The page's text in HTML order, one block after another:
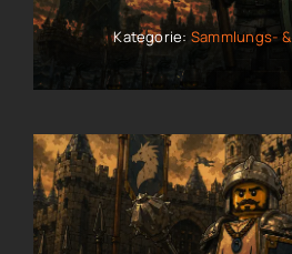
Kategorie: Sammlungs-